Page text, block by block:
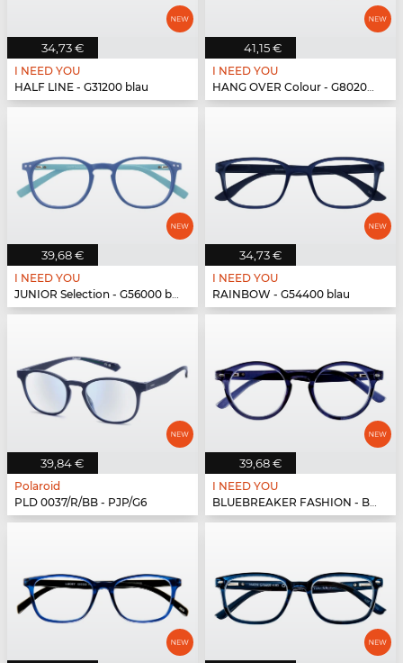
34,73 €
I NEED YOU
HALF LINE - G31200 blau
41,15 €
I NEED YOU
HANG OVER Colour - G80200 blau
39,68 €
I NEED YOU
JUNIOR Selection - G56000 blau-blau
34,73 €
I NEED YOU
RAINBOW - G54400 blau
39,84 €
Polaroid
PLD 0037/R/BB - PJP/G6
39,68 €
I NEED YOU
BLUEBREAKER FASHION - BLUEBR Fashion G79700 blau